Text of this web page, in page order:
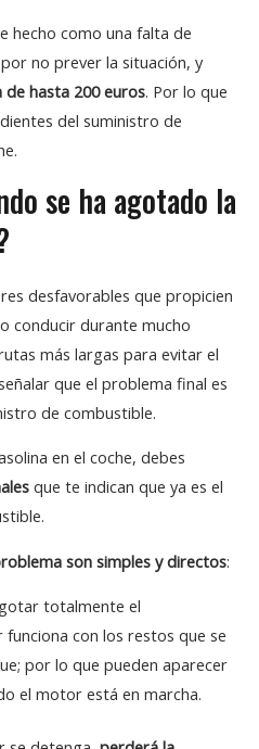
hecho como una falta de
no prever la situación, y
de hasta 200 euros. Por lo que
del suministro de
se ha agotado la
desfavorables que propicien
conducir durante mucho
más largas para evitar el
que el problema final es
de combustible.
en el coche, debes
que te indican que ya es el
son simples y directos:
totalmente el
con los restos que se
por lo que pueden aparecer
el motor está en marcha.